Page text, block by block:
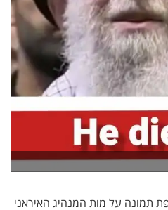
תמונה על מות המנהיג האיראני